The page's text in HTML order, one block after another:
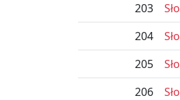
203
204
205
206